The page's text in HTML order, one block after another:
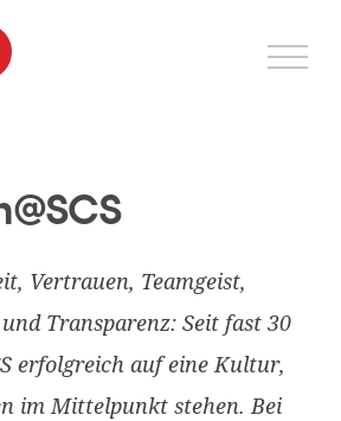
Vertrauen, Teamgeist,
Transparenz: Seit fast 30
erfolgreich auf eine Kultur,
im Mittelpunkt stehen. Bei